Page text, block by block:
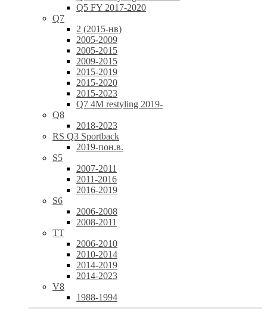
Q5 FY 2017-2020
Q7
2 (2015-нв)
2005-2009
2005-2015
2009-2015
2015-2019
2015-2020
2015-2023
Q7 4M restyling 2019-
Q8
2018-2023
RS Q3 Sportback
2019-пон.в.
S5
2007-2011
2011-2016
2016-2019
S6
2006-2008
2008-2011
TT
2006-2010
2010-2014
2014-2019
2014-2023
V8
1988-1994